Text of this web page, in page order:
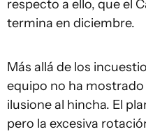
respecto a ello, que el
termina en diciembre.
Más allá de los
equipo no ha
ilusione al hincha. El
pero la excesiva